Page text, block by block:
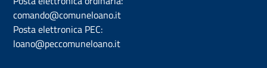
comando@comuneloano.it
Posta elettronica PEC:
loano@peccomuneloano.it